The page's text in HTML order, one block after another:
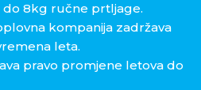
do 8kg ručne prtljage.
kompanija zadržava
leta.
pravo promjene letova do